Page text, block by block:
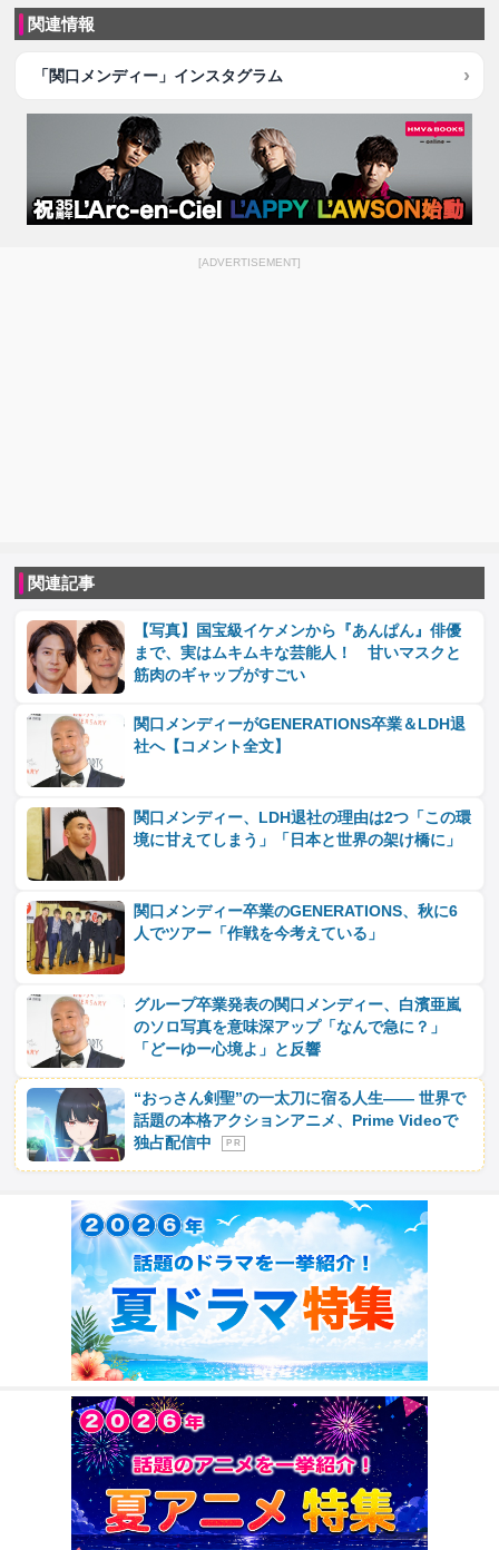
関連情報
「関口メンディー」インスタグラム
[ADVERTISEMENT]
関連記事
【写真】国宝級イケメンから『あんぱん』俳優
まで、実はムキムキな芸能人！ 甘いマスクと
筋肉のギャップがすごい
関口メンディーがGENERATIONS卒業＆LDH退
社へ【コメント全文】
関口メンディー、LDH退社の理由は2つ「この環
境に甘えてしまう」「日本と世界の架け橋に」
関口メンディー卒業のGENERATIONS、秋に6
人でツアー「作戦を今考えている」
グループ卒業発表の関口メンディー、白濱亜嵐
のソロ写真を意味深アップ「なんで急に？」
「どーゆー心境よ」と反響
“おっさん剣聖”の一太刀に宿る人生―― 世界で
話題の本格アクションアニメ、Prime Videoで
独占配信中
P R